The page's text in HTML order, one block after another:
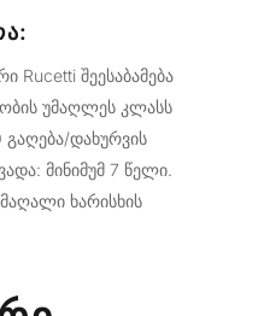
Rucetti შეესაბამება
უმაღლეს კლასს
გაღება/დახურვის
მინიმუმ 7 წელი.
ხარისხის